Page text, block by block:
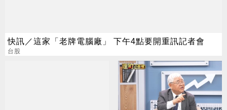
快訊／這家「老牌電腦廠」 下午4點要開重訊記者會
台股